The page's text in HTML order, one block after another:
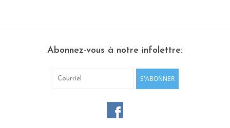
Etagères Shelves
Rectangulaire, carrées, rondes
Abonnez-vous à notre infolettre:
S'ABONNER